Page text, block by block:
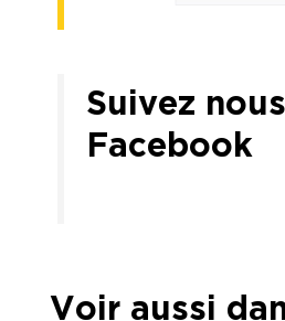
Suivez
Facebook
Voir aussi